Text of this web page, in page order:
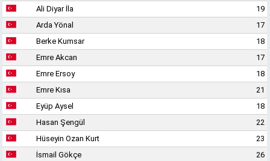
Ali Diyar İla
19
Arda Yönal
17
Berke Kumsar
18
Emre Akcan
17
Emre Ersoy
18
Emre Kısa
21
Eyüp Aysel
18
Hasan Şengül
22
Hüseyin Ozan Kurt
23
İsmail Gökçe
26